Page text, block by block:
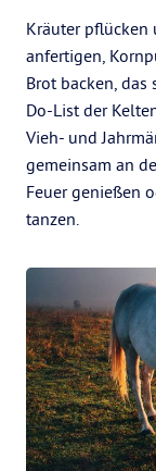
Kräuter pflücken
anfertigen,
Brot backen,
Do-List der
Vieh- und
gemeinsam an
Feuer genießen
tanzen.